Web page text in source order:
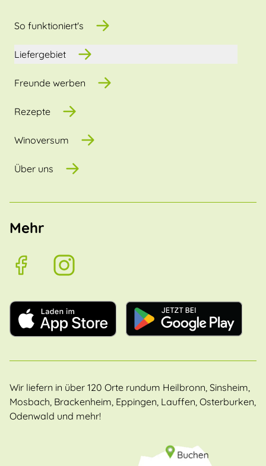
So funktioniert's
Liefergebiet
Freunde werben
Rezepte
Winoversum
Über uns
Mehr
Wir liefern in über 120 Orte rundum Heilbronn, Sinsheim,
Mosbach, Brackenheim, Eppingen, Lauffen, Osterburken,
Odenwald und mehr!